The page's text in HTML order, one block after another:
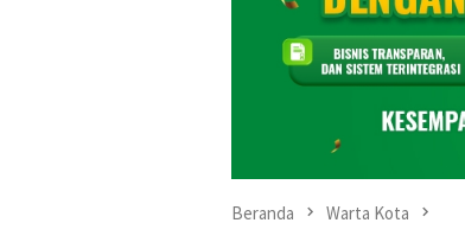
Beranda Warta Kota